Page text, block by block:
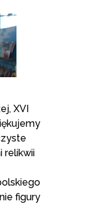
XVI
relikwii
figury